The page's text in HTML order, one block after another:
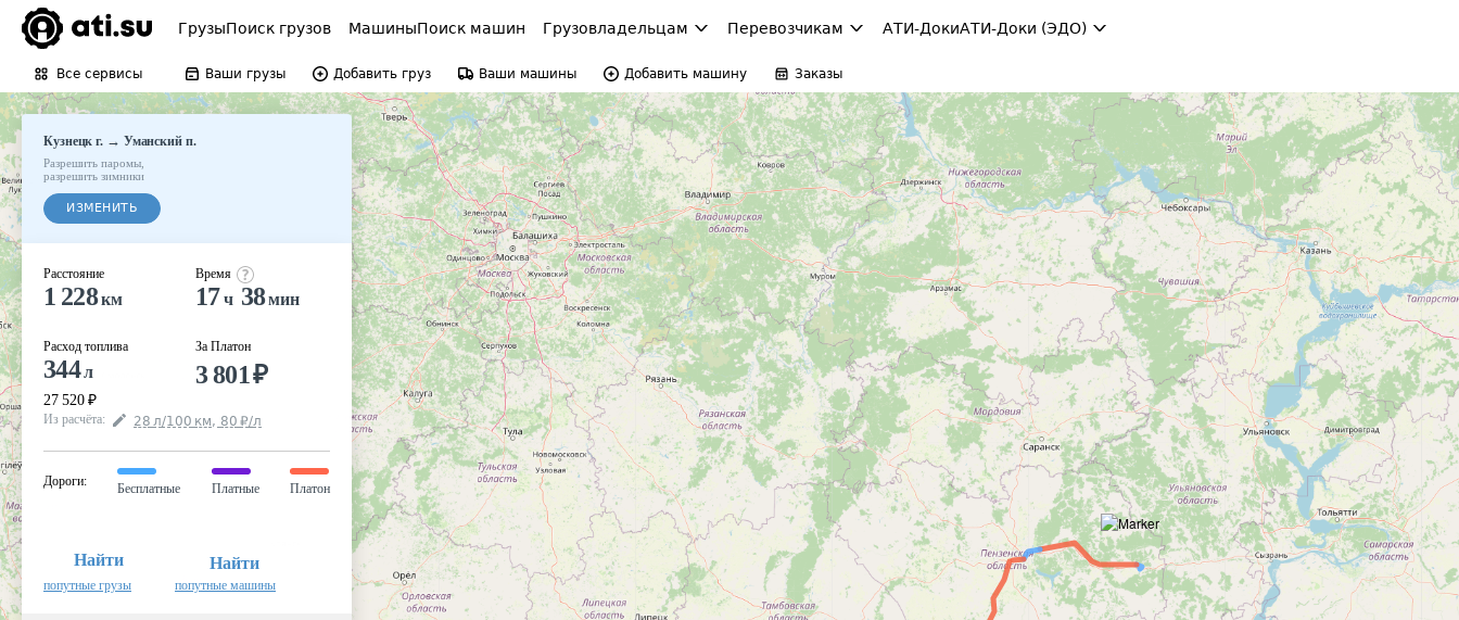
ГрузыПоиск грузов МашиныПоиск машин Грузовладельцам Перевозчикам АТИ-ДокиАТИ-Доки (ЭДО)
Все сервисы Ваши грузы Добавить груз Ваши машины Добавить машину Заказы
Кузнецк г. → Уманский п.
Разрешить паромы
разрешить зимники
ИЗМЕНИТЬ
Расстояние
1 228км
Расход топлива
344л
27 520 ₽
Время
17ч 38мин
За Платон
3 801₽
Из расчёта: 28 л/100 км, 80 ₽/л
Дороги:
Бесплатные Платные Платон
Найти
попутные грузы
Найти
попутные машины